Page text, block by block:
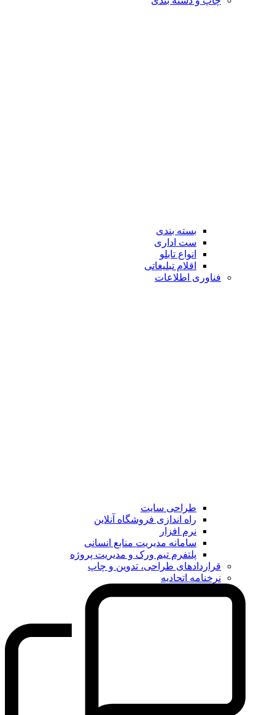
بسته بندی
ست اداری
انواع تابلو
اقلام تبلیغاتی
فناوری اطلاعات
طراحی سایت
راه اندازی فروشگاه آنلاین
نرم افزار
سامانه مدیریت منابع انسانی
پلتفرم تیم ورک و مدیریت پروژه
قراردادهای طراحی، تدوین و چاپ
نرخنامه اتحادیه